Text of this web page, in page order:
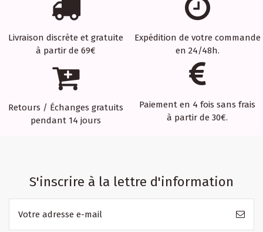
Livraison discrète et gratuite
à partir de 69€
Expédition de votre commande
en 24/48h.
Retours / Échanges gratuits
pendant 14 jours
Paiement en 4 fois sans frais
à partir de 30€.
S'inscrire à la lettre d'information